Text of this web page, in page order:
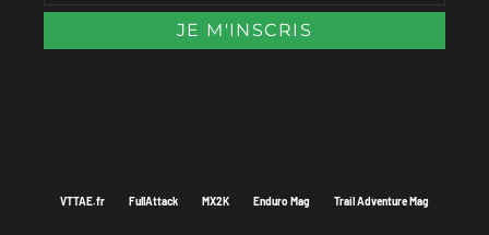
VTTAE.fr FullAttack MX2K Enduro Mag Trail Adventure Mag